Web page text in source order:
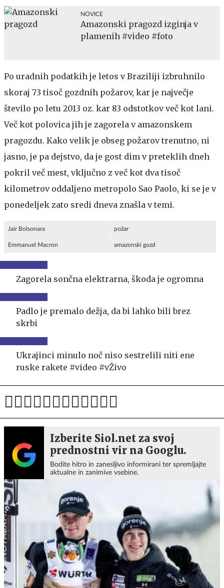
NOVICE
Amazonski pragozd izginja v
plamenih #video #foto
Po uradnih podatkih je letos v Braziliji izbruhnilo
skoraj 73 tisoč gozdnih požarov, kar je največje
število po letu 2013 oz. kar 83 odstotkov več kot lani.
Več kot polovica jih je zagorela v amazonskem
pragozdu. Kako velik je obseg požarov trenutno, ni
jasno, je pa dejstvo, da je gost dim v preteklih dneh
pokril več mest, vključno z več kot dva tisoč
kilometrov oddaljeno metropolo Sao Paolo, ki se je v
ponedeljek zato sredi dneva znašla v temi.
Jair Bolsonara požar
Emmanuel Macron amazonski gozd
Zagorela sončna elektrarna, škoda je ogromna
Padlo je premalo dežja, da bi lahko bili brez
skrbi
Ukrajinci minulo noč niso sestrelili niti ene
ruske rakete #video #vŽivo
Izberite Siol.net za svoj
prednostni vir na Googlu.
Bodite hitro in zanesljivo informirani ter spremljajte
aktualne in zanimive vsebine.